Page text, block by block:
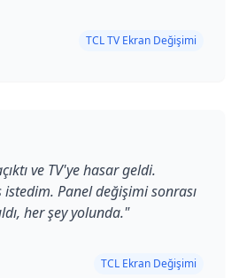
TCL TV Ekran Değişimi
ve TV'ye hasar geldi.
Panel değişimi sonrası
her şey yolunda."
TCL Ekran Değişimi